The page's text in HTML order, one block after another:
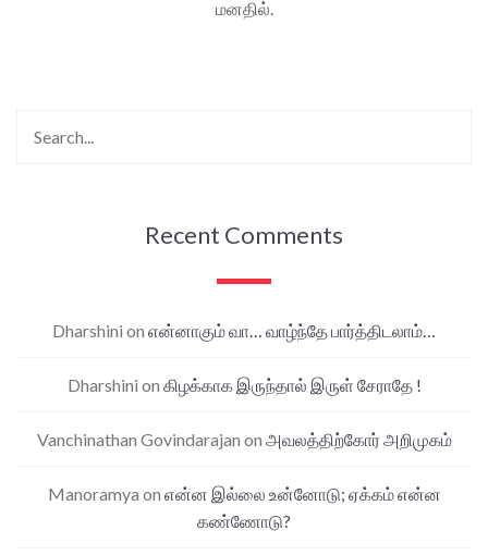
மனதில்.
Recent Comments
Dharshini on என்னாகும் வா… வாழ்ந்தே பார்த்திடலாம்…
Dharshini on கிழக்காக இருந்தால் இருள் சேராதே !
Vanchinathan Govindarajan on அவலத்திற்கோர் அறிமுகம்
Manoramya on என்ன இல்லை உன்னோடு; ஏக்கம் என்ன
கண்ணோடு?